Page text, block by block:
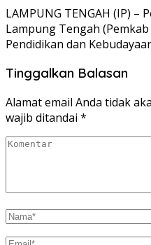
LAMPUNG TENGAH (IP) –
Lampung Tengah
Pendidikan dan
Tinggalkan Balasan
Alamat email Anda tidak
wajib ditandai *